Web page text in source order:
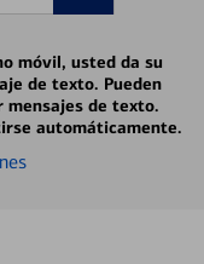
móvil, usted da su
de texto. Pueden
mensajes de texto.
automáticamente.